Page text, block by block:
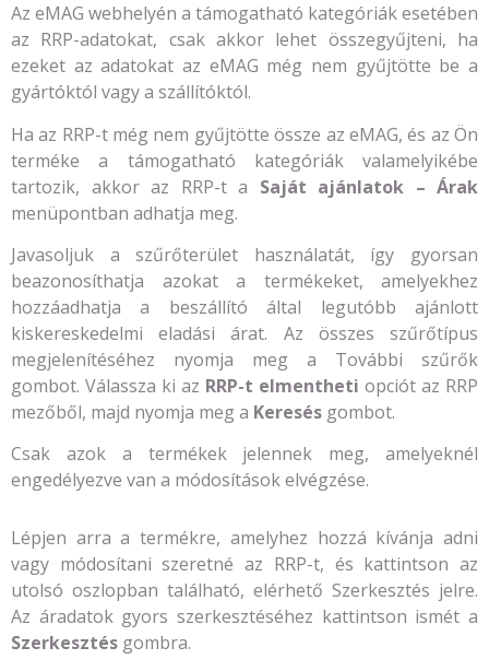
Az eMAG webhelyén a támogatható kategóriák esetében
az RRP-adatokat, csak akkor lehet összegyűjteni, ha
ezeket az adatokat az eMAG még nem gyűjtötte be a
gyártóktól vagy a szállítóktól.
Ha az RRP-t még nem gyűjtötte össze az eMAG, és az Ön
terméke a támogatható kategóriák valamelyikébe
tartozik, akkor az RRP-t a Saját ajánlatok – Árak
menüpontban adhatja meg.
Javasoljuk a szűrőterület használatát, így gyorsan
beazonosíthatja azokat a termékeket, amelyekhez
hozzáadhatja a beszállító által legutóbb ajánlott
kiskereskedelmi eladási árat. Az összes szűrőtípus
megjelenítéséhez nyomja meg a További szűrők
gombot. Válassza ki az RRP-t elmentheti opciót az RRP
mezőből, majd nyomja meg a Keresés gombot.
Csak azok a termékek jelennek meg, amelyeknél
engedélyezve van a módosítások elvégzése.
Lépjen arra a termékre, amelyhez hozzá kívánja adni
vagy módosítani szeretné az RRP-t, és kattintson az
utolsó oszlopban található, elérhető Szerkesztés jelre.
Az áradatok gyors szerkesztéséhez kattintson ismét a
Szerkesztés gombra.